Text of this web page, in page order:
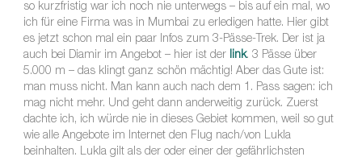
so kurzfristig war ich noch nie unterwegs – bis auf ein mal, wo
ich für eine Firma was in Mumbai zu erledigen hatte. Hier gibt
es jetzt schon mal ein paar Infos zum 3-Pässe-Trek. Der ist ja
auch bei Diamir im Angebot – hier ist der link. 3 Pässe über
5.000 m – das klingt ganz schön mächtig! Aber das Gute ist:
man muss nicht. Man kann auch nach dem 1. Pass sagen: ich
mag nicht mehr. Und geht dann anderweitig zurück. Zuerst
dachte ich, ich würde nie in dieses Gebiet kommen, weil so gut
wie alle Angebote im Internet den Flug nach/von Lukla
beinhalten. Lukla gilt als der oder einer der gefährlichsten